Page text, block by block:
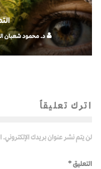
د. محمود شعبان
اترك تعليقاً
لن يتم نشر عنوان بريدك الإلكتروني.
التعليق*